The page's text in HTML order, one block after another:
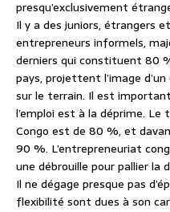
presqu’exclusivement
Il y a des juniors, étrangers
entrepreneurs informels,
derniers qui constituent 80
pays, projettent l’image
sur le terrain. Il est
l’emploi est à la déprime.
Congo est de 80 %, et
90 %. L’entrepreneuriat
une débrouille pour pallier
Il ne dégage presque pas
flexibilité sont dues à son